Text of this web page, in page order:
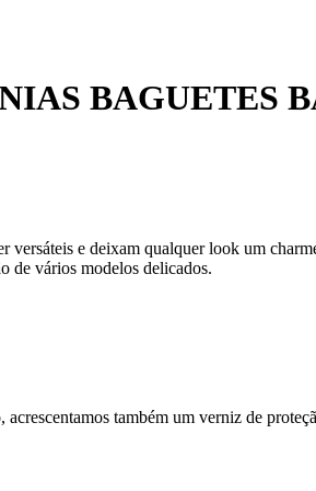
BAGUETES
e deixam qualquer look um
de vários modelos delicados.
também um verniz de